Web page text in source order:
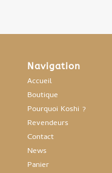
Navigation
Accueil
Boutique
Pourquoi Koshi ?
Revendeurs
Contact
News
Panier